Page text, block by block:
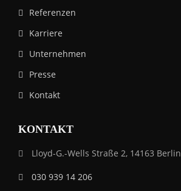
Referenzen
Karriere
Unternehmen
Presse
Kontakt
KONTAKT
Lloyd-G.-Wells Straße 2, 14163 Berlin
030 939 14 206